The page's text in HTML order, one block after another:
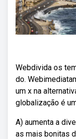
Webdivida os
do.
um x na
globalização é
A) aumenta a
as mais bonitas